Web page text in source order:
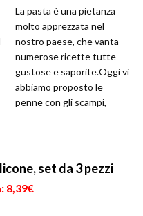
La pasta è una pietanza
molto apprezzata nel
nostro paese, che vanta
numerose ricette tutte
gustose e saporite.Oggi vi
abbiamo proposto le
penne con gli scampi,
set da 3 pezzi
8,39€